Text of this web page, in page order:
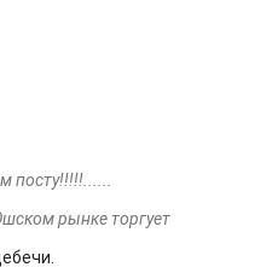
посту!!!!!......
рынке торгует